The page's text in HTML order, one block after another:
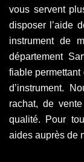
vous servent
disposer l’aide
instrument de
département
fiable permettant
d’instrument.
rachat, de
qualité. Pour
aides auprès de